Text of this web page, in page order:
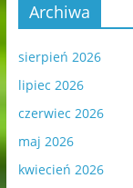
Archiwa
sierpień 2026
lipiec 2026
czerwiec 2026
maj 2026
kwiecień 2026